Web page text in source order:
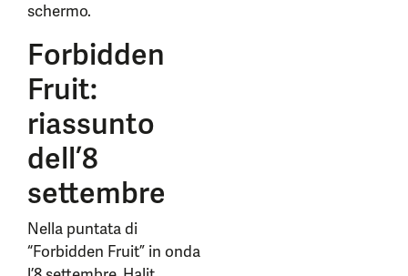
schermo.
Forbidden
Fruit:
riassunto
dell’8
settembre
Nella puntata di
“Forbidden Fruit” in onda